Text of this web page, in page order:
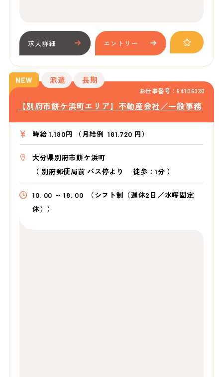
求人詳細 エントリー
お仕事番号：54106330
派遣 長期
【別府市餅ケ浜町エリア】不動産会社／一般事務
時給 1,180円 （月給例 181,720 円）
大分県別府市餅ケ浜町
（ 別府郵便局前 バス停より徒歩：1分 ）
10: 00 ～ 18: 00
（シフト制（週休2日／水曜固定
休））